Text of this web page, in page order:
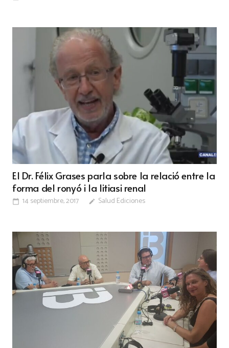
El Dr. Félix Grases parla sobre la relació entre la
forma del ronyó i la litiasi renal
calendar_today 14 septiembre, 2017 edit Salud Ediciones